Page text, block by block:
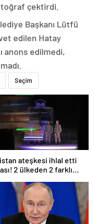
çektirdi.
Başkanı Lütfü
edilen Hatay
anons edilmedi,
Seçim
ateşkesi ihlal etti
2 ülkeden 2 farklı